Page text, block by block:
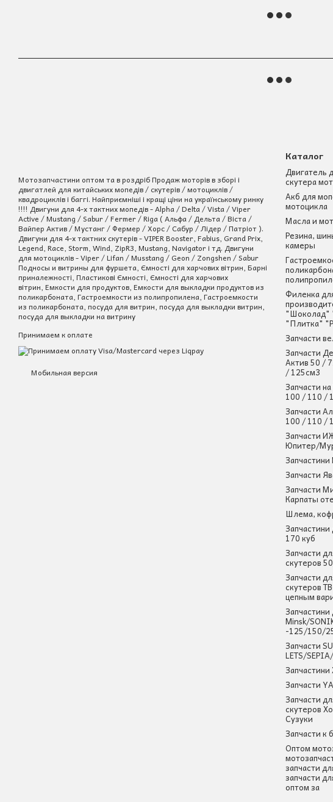
Мотозапчастини оптом та в роздріб Продаж моторів в зборі і
двигатлей для китайських мопедів / скутерів / мотоциклів /
квадроциклів і баггі. Найприємніші і кращі ціни на українському ринку
!!!! Двигуни для 4-х тактних мопедів - Alpha / Delta / Vista / Viper
Active / Mustang / Sabur / Fermer / Riga ( Альфа / Дельта / Віста /
Вайпер Актив / Мустанг / Фермер / Хорс / Сабур / Лідер / Патріот ).
Двигуни для 4-х тактних скутерів - VIPER Booster, Fabius, Grand Prix,
Legend, Race, Storm, Wind, ZipR3, Mustang, Navigator і тд. Двигуни
для мотоциклів - Viper / Lifan / Musstang / Geon / Zongshen / Sabur
Подносы и витрины для фуршета, Ємності для харчових вітрин, Барні
приналежності, Пластикові Ємності, Ємності для харчових
вітрин, Емкости для продуктов, Емкости для выкладки продуктов из
поликарбоната, Гастроемкости из полипропилена, Гастроемкости
из поликарбоната, посуда для витрин, посуда для выкладки витрин,
посуда для выкладки на витрину
Принимаем к оплате
Мобильная версия
Каталог
Двигатель
скутера
Акб для
мотоцикла
Масла и
Резина,
камеры
Филенка
"Шоколад"
"Плитка"
Запчасти
Запчасти
Актив 50 /
/ 125см3
Запчасти
100 / 110 /
Запчасти
100 / 110 /
Запчасти
Юпитер/
Запчасти
Запчасти
Карпаты
Шлема,
Запчастини
170 куб
Запчасти
скутеров
Запчасти
скутеров
цепным
Запчастини
Minsk/
-125/150/
Запчасти
LETS/
Запчастини
Запчасти
Запчасти
скутеров
Сузуки
Запчасти к
Оптом
запчасти
запчасти
оптом за